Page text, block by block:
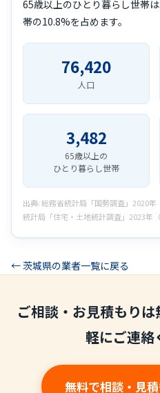
65歳以上のひとり暮らし世帯
帯の10.8%を占めます。
76,420
人口
3,482
65歳以上の
ひとり暮らし世帯
出典: 総務省統計局「国勢調査」2020
統計局「住宅・土地統計調査」2023年（
← 茨城県の業者一覧に戻る
ご相談・お見積もり
軽にご連絡
無料で相談・見